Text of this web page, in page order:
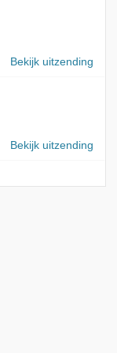
Bekijk uitzending
Bekijk uitzending